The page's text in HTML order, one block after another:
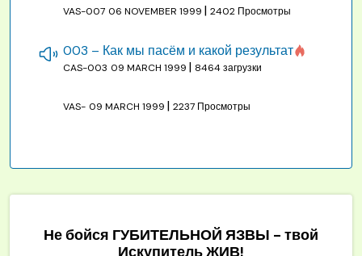
VAS-007 06 NOVEMBER 1999 | 2402 Просмотры
003 – Как мы пасём и какой результат
CAS-003 09 MARCH 1999 | 8464 загрузки
VAS- 09 MARCH 1999 | 2237 Просмотры
Не бойся ГУБИТЕЛЬНОЙ ЯЗВЫ - твой
Искупитель ЖИВ!